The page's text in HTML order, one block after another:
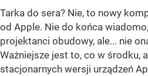
Tarka do sera? Nie, to nowy
od Apple. Nie do końca
projektanci obudowy, ale... nie
Ważniejsze jest to, co w środku,
stacjonarnych wersji urządzeń